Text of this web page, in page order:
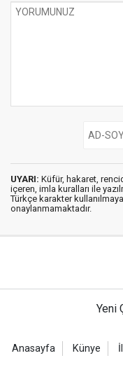
UYARI: Küfür, hakaret,
içeren, imla kuralları ile
Türkçe karakter
onaylanmamaktadır.
Yeni
Anasayfa Künye